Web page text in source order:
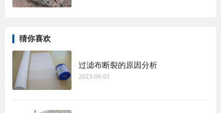
猜你喜欢
过滤布断裂的原因分析
2023-06-01